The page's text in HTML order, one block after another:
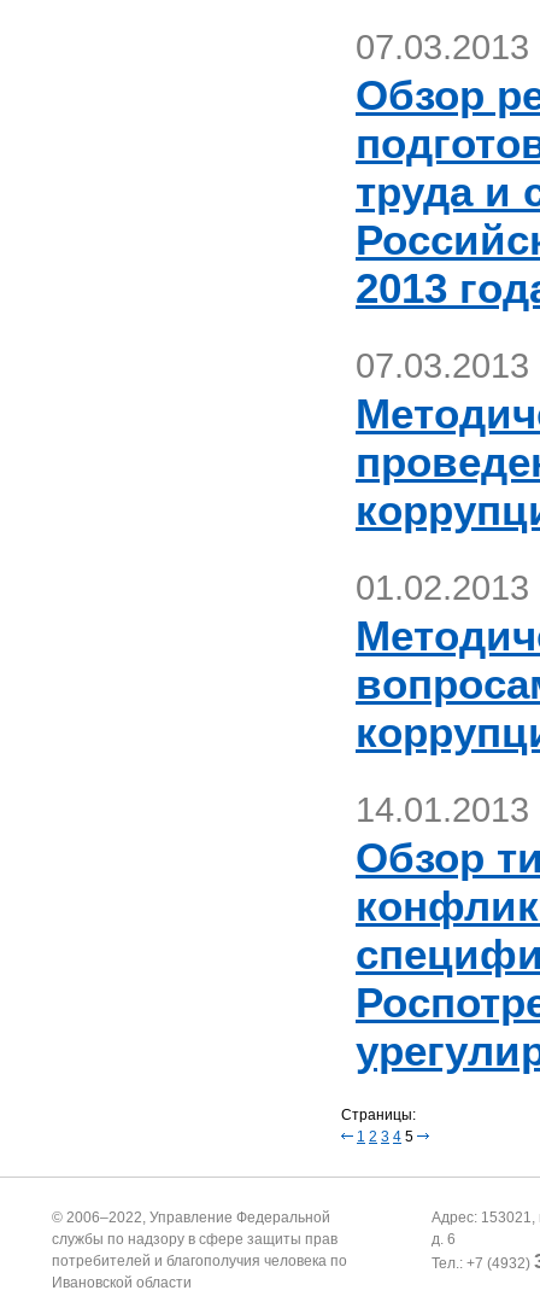
07.03.2013
Обзор
труда и
2013
07.03.2013
01.02.2013
14.01.2013
Обзор
Страницы:
1 2 3 4 5
© 2006–2022, Управление Федеральной
службы по надзору в сфере защиты прав
потребителей и благополучия человека по
Ивановской области
Адрес: 153021,
д. 6
Тел.: +7 (4932)